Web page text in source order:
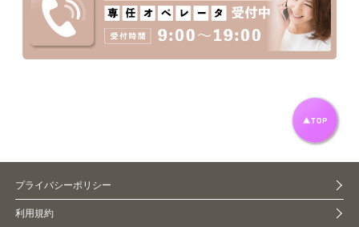
プライバシーポリシー
利用規約